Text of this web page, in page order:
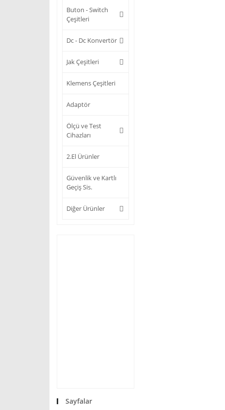
Buton - Switch
Çeşitleri
Dc - Dc Konvertör
Jak Çeşitleri
Klemens Çeşitleri
Adaptör
Ölçü ve Test
Cihazları
2.El Ürünler
Güvenlik ve Kartlı
Geçiş Sis.
Diğer Ürünler
Sayfalar